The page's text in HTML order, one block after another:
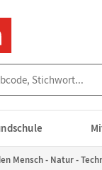
Mensch - Natur -